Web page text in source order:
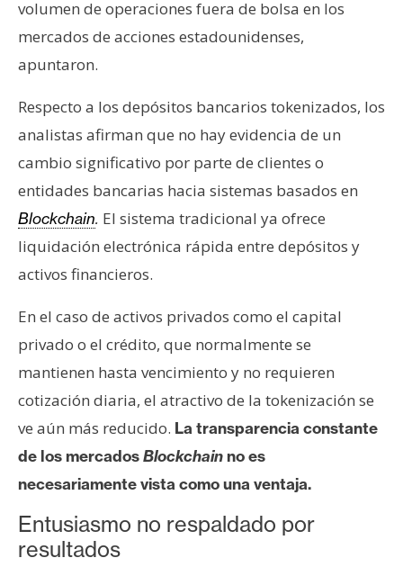
volumen de operaciones fuera de bolsa en los
mercados de acciones estadounidenses,
apuntaron.
Respecto a los depósitos bancarios tokenizados, los
analistas afirman que no hay evidencia de un
cambio significativo por parte de clientes o
entidades bancarias hacia sistemas basados en
Blockchain. El sistema tradicional ya ofrece
liquidación electrónica rápida entre depósitos y
activos financieros.
En el caso de activos privados como el capital
privado o el crédito, que normalmente se
mantienen hasta vencimiento y no requieren
cotización diaria, el atractivo de la tokenización se
ve aún más reducido. La transparencia constante
de los mercadosBlockchainno es
necesariamente vista como una ventaja.
Entusiasmo no respaldado por
resultados